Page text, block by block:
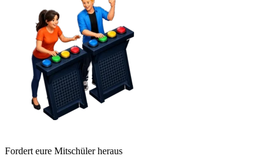
Fordert eure Mitschüler heraus